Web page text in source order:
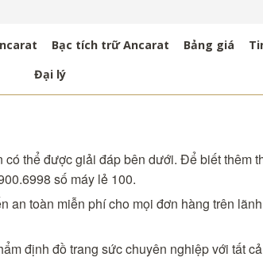
Bạc tích trữ Ancarat Bảng giá
Đại lý
thể được giải đáp bên dưới. Để biết thêm
số máy lẻ 100.
an toàn miễn phí cho mọi đơn hàng trên
định đồ trang sức chuyên nghiệp với tất